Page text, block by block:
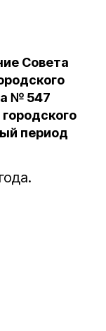
Совета
№ 547
период